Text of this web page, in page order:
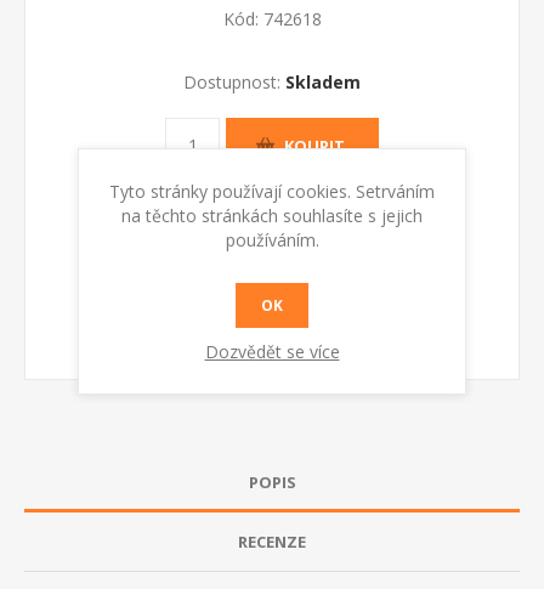
Kód: 742618
Dostupnost: Skladem
KOUPIT
POPIS
RECENZE
Tyto stránky používají cookies. Setrváním
na těchto stránkách souhlasíte s jejich
používáním.
OK
Dozvědět se více